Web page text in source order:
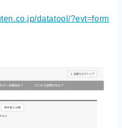
datatool/?evt=form